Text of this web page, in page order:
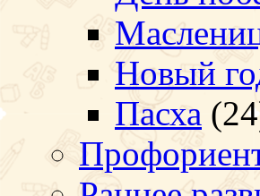
Новый
Пасха